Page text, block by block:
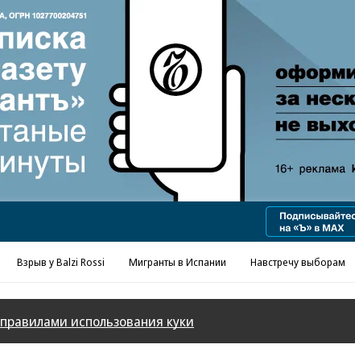
Реклама в «Ъ» www.kommersant.ru/ad
Взрыв у Balzi Rossi Мигранты в Испании Навстречу выборам
правилами использования куки